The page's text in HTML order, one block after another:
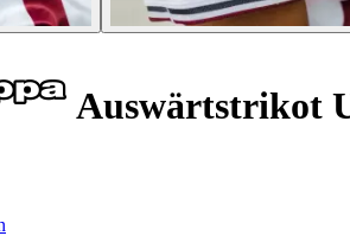
Auswärtstrikot